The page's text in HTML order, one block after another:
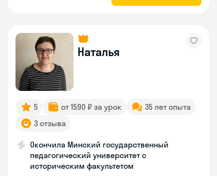
Наталья
5 от 1590 ₽ за урок
35 лет опыта
3 отзыва
Окончила Минский государственный
педагогический университет с
историческим факультетом